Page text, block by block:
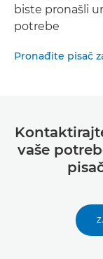
biste pronašli
potrebe
Pronađite pisač
vaše